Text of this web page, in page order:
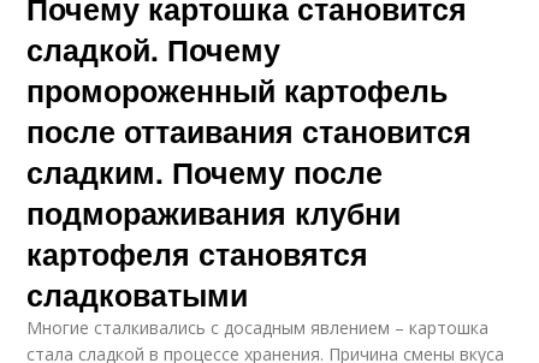
Почему картошка становится
сладкой. Почему
промороженный картофель
после оттаивания становится
сладким. Почему после
подмораживания клубни
картофеля становятся
сладковатыми
Многие сталкивались с досадным явлением – картошка
стала сладкой в процессе хранения. Причина смены вкуса